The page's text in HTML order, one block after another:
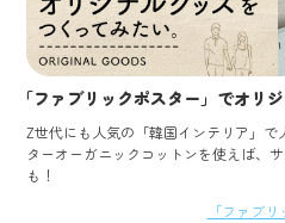
「ファブリックポスター」でオリ
Z世代にも人気の「韓国インテリア」
ターオーガニックコットンを使えば、
も！
「ファブ